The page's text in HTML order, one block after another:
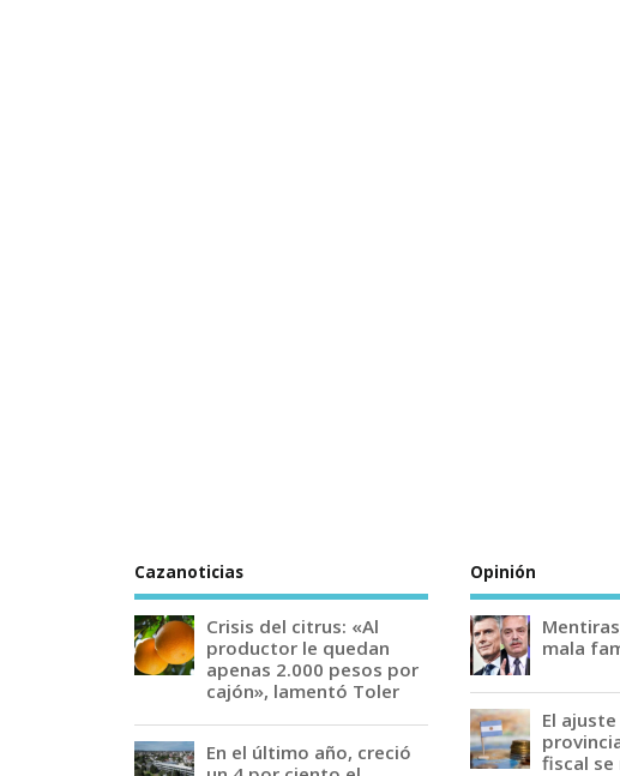
Cazanoticias
Crisis del citrus: «Al
productor le quedan
apenas 2.000 pesos por
cajón», lamentó Toler
En el último año, creció
Opinión
mala
El
fiscal se